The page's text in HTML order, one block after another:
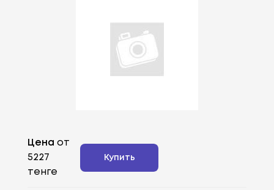
Цена от
5227
тенге
Купить